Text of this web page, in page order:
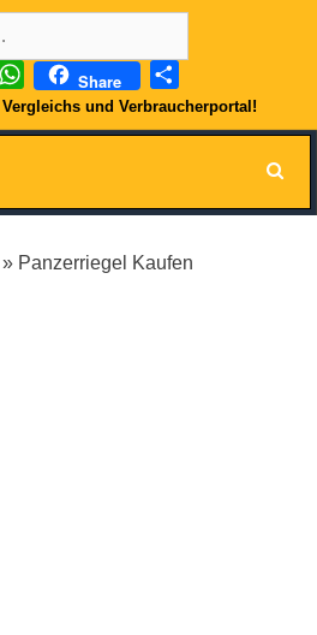
WhatsApp
Share
und Verbraucherportal!
Panzerriegel Kaufen